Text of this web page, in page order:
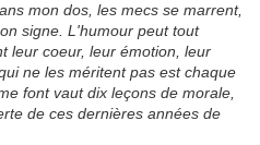
mon dos, les mecs se marrent,
signe. L'humour peut tout
leur coeur, leur émotion, leur
ne les méritent pas est chaque
font vaut dix leçons de morale,
de ces dernières années de